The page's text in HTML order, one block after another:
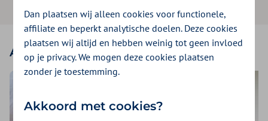
Alle podcasts van Avondraad
Dan plaatsen wij alleen cookies voor functionele,
affiliate en beperkt analytische doelen. Deze cookies
plaatsen wij altijd en hebben weinig tot geen invloed
op je privacy. We mogen deze cookies plaatsen
zonder je toestemming.
Akkoord met cookies?